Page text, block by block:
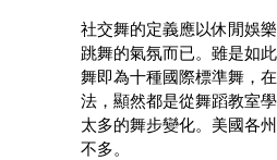
社交舞的定義應以休閒娛
跳舞的氣氛而已。雖是如
舞即為十種國際標準舞，
法，顯然都是從舞蹈教室
太多的舞步變化。美國各
不多。